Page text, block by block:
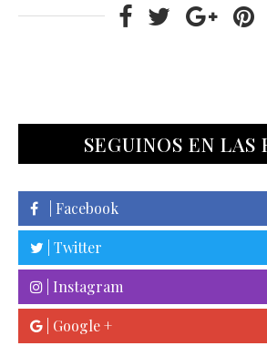
SEGUINOS EN LAS
| Facebook
| Twitter
| Instagram
| Google +